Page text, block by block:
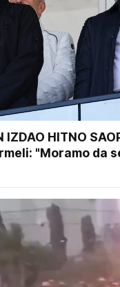
IZDAO HITNO
"Moramo da